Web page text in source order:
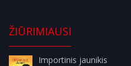
ŽIŪRIMIAUSI
Importinis jaunikis